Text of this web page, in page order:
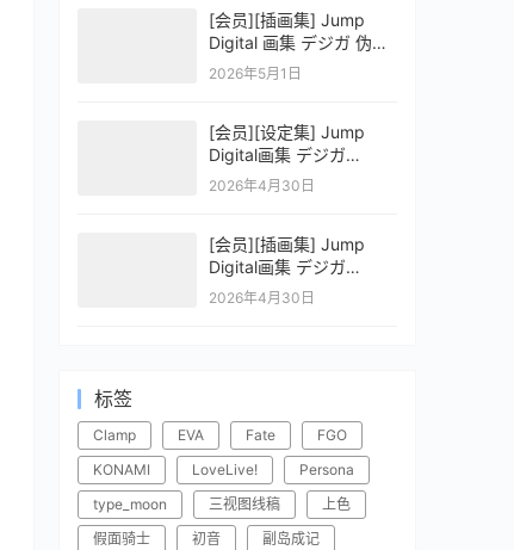
[会员][插画集] Jump
Digital 画集 デジガ 伪恋
ニセコイ 1
2026年5月1日
[会员][设定集] Jump
Digital画集 デジガ
CLAYMORE 2
2026年4月30日
[会员][插画集] Jump
Digital画集 デジガ
CLAYMORE 1
2026年4月30日
标签
Clamp EVA Fate
FGO
KONAMI
LoveLive!
Persona
type_moon
三视图线稿
上色
假面骑士
初音
副岛成记